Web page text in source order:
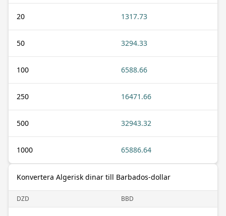
20 1317.73
50 3294.33
100 6588.66
250 16471.66
500 32943.32
1000 65886.64
Konvertera Algerisk dinar till Barbados-dollar
DZD BBD